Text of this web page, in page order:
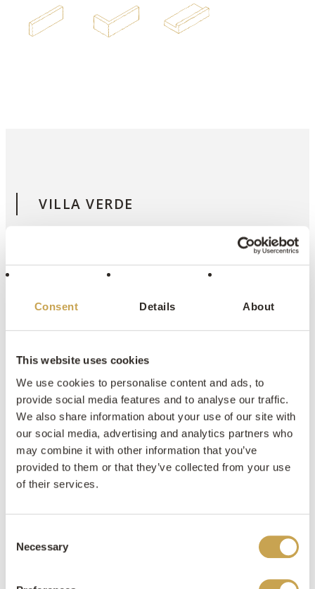
Consent Details About
This website uses cookies
We use cookies to personalise content and ads, to
provide social media features and to analyse our traffic.
We also share information about your use of our site with
our social media, advertising and analytics partners who
may combine it with other information that you’ve
provided to them or that they’ve collected from your use
of their services.
Selection
Necessary
VILLA VERDE
Constanta vandaan komt wordt de Villa Verde
Inspiratieboek aanvragen
Offerte opvragen